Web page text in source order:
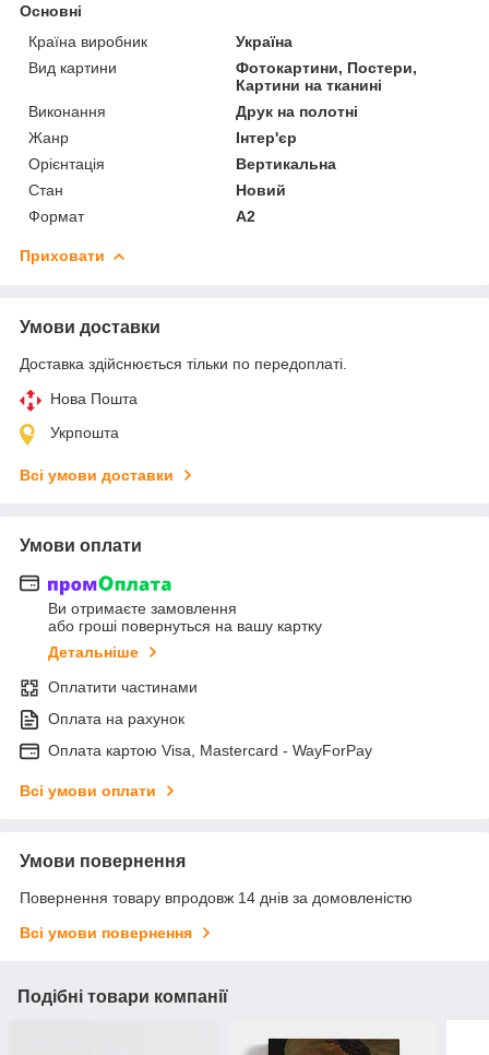
Основні
Країна виробник
Україна
Вид картини
Фотокартини, Постери,
Картини на тканині
Виконання
Друк на полотні
Жанр
Інтер'єр
Орієнтація
Вертикальна
Стан
Новий
Формат
A2
Приховати
Умови доставки
Доставка здійснюється тільки по передоплаті.
Нова Пошта
Укрпошта
Всі умови доставки
Умови оплати
Ви отримаєте замовлення
або гроші повернуться на вашу картку
Детальніше
Оплатити частинами
Оплата на рахунок
Оплата картою Visa, Mastercard - WayForPay
Всі умови оплати
Умови повернення
Повернення товару впродовж 14 днів за домовленістю
Всі умови повернення
Подібні товари компанії